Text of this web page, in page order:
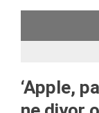
‘Apple,